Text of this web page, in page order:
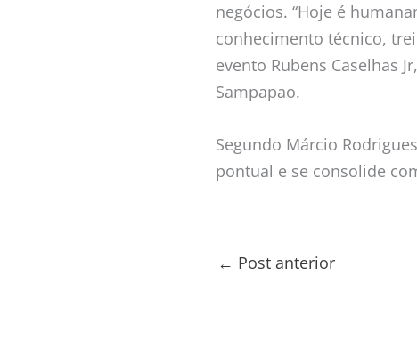
negócios. “Hoje é
conhecimento técnico,
evento Rubens Caselhas
Sampapao.
Segundo Márcio
pontual e se consolide
← Post anterior